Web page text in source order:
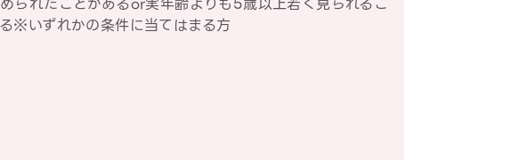
※いずれかの条件に当てはまる方